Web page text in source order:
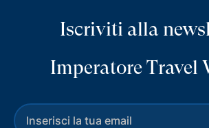
Iscriviti alla
Imperatore Travel